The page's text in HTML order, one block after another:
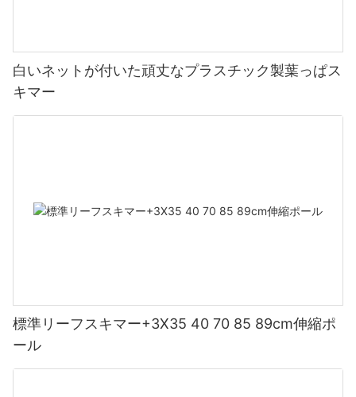
白いネットが付いた頑丈なプラスチック製葉っぱス
キマー
標準リーフスキマー+3X35 40 70 85 89cm伸縮ポ
ール